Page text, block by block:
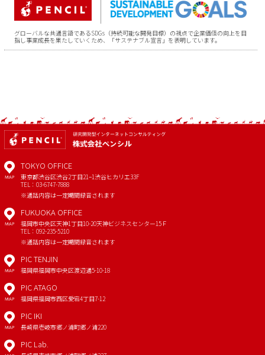
グローバルな共通言語であるSDGs（持続可能な開発目標）の視点で企業価値の向上を目
指し事業成長を果たしていくため、「サステナブル宣言」を表明しています。
MAP
TOKYO OFFICE
東京都渋谷区渋谷2丁目21−1渋谷ヒカリエ33F
TEL：03-6747-7888
※通話内容は一定期間録音されます
MAP
FUKUOKA OFFICE
福岡市中央区天神1丁目10-20天神ビジネスセンター15Ｆ
TEL：092-235-5210
※通話内容は一定期間録音されます
MAP
PIC TENJIN
福岡県福岡市中央区渡辺通5-10-18
MAP
PIC ATAGO
福岡県福岡市西区愛宕4丁目7-12
MAP
PIC IKI
長崎県壱岐市郷ノ浦町郷ノ浦220
PIC Lab.